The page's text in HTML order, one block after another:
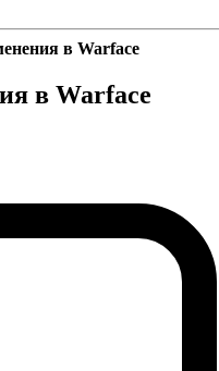
в Warface
в Warface